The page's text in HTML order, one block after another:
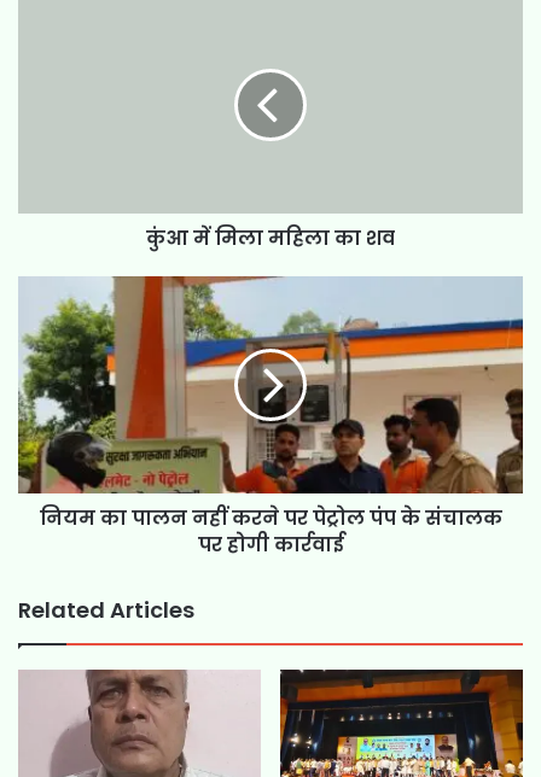
कुंआ में मिला महिला का शव
नियम का पालन नहीं करने पर पेट्रोल पंप के संचालक
पर होगी कार्रवाई
Related Articles